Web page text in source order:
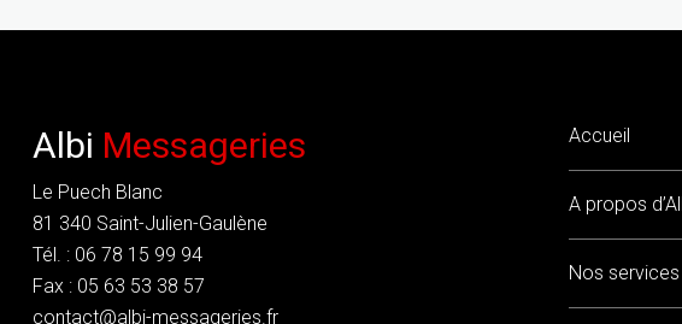
Albi Messageries
Le Puech Blanc
81 340 Saint-Julien-Gaulène
Tél. : 06 78 15 99 94
Fax : 05 63 53 38 57
contact@albi-messageries.fr
Accueil
A propos
Nos services